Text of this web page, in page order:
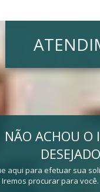
NÃO ACHOU O
aqui para efetuar sua
Iremos procurar para você.